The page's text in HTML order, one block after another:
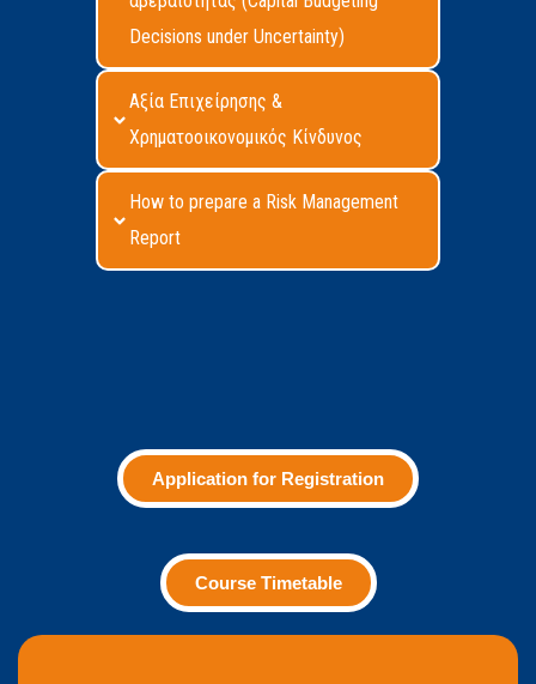
Decisions under Uncertainty)
Αξία Επιχείρησης &
Χρηματοοικονομικός Κίνδυνος
How to prepare a Risk Management
Report
Application for Registration
Course Timetable